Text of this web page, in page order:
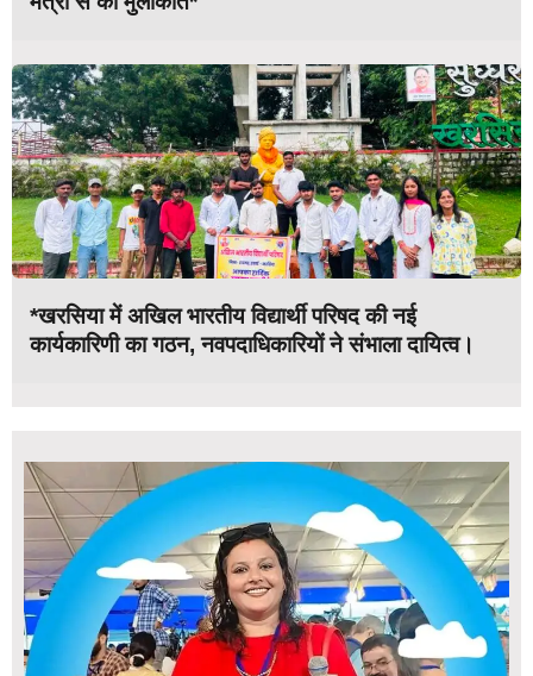
*खरसिया में अखिल भारतीय विद्यार्थी परिषद की नई
कार्यकारिणी का गठन, नवपदाधिकारियों ने संभाला दायित्व।